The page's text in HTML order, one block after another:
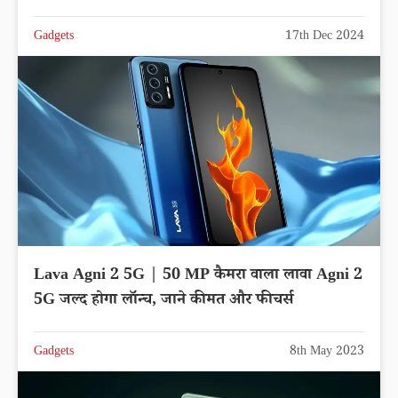
Gadgets 17th Dec 2024
Lava Agni 2 5G | 50 MP कैमरा वाला लावा Agni 2
5G जल्द होगा लॉन्च, जाने कीमत और फीचर्स
Gadgets 8th May 2023